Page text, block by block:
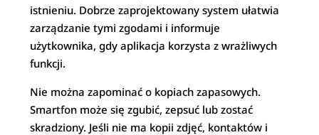
istnieniu. Dobrze zaprojektowany system ułatwia
zarządzanie tymi zgodami i informuje
użytkownika, gdy aplikacja korzysta z wrażliwych
funkcji.
Nie można zapominać o kopiach zapasowych.
Smartfon może się zgubić, zepsuć lub zostać
skradziony. Jeśli nie ma kopii zdjęć, kontaktów i